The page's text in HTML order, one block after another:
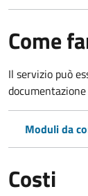
Come
Il servizio può
Moduli da
Costi